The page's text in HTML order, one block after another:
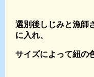
選別後しじみと漁師
に入れ、
サイズによって紐の